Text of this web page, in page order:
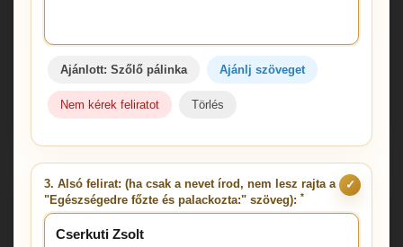
Ajánlott: Szőlő pálinka Ajánlj szöveget
Nem kérek feliratot Törlés
3. Alsó felirat: (ha csak a nevet írod, nem lesz rajta a
"Egészségedre főzte és palackozta:" szöveg): *
✓